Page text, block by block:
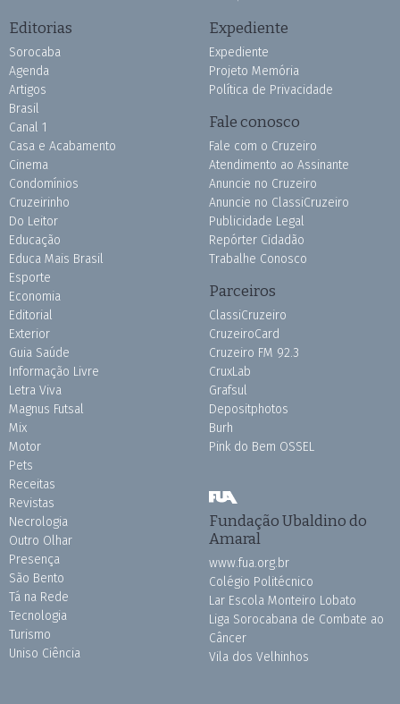
Editorias
Sorocaba
Agenda
Artigos
Brasil
Canal 1
Casa e Acabamento
Cinema
Condomínios
Cruzeirinho
Do Leitor
Educação
Educa Mais Brasil
Esporte
Economia
Editorial
Exterior
Guia Saúde
Informação Livre
Letra Viva
Magnus Futsal
Mix
Motor
Pets
Receitas
Revistas
Necrologia
Outro Olhar
Presença
São Bento
Tá na Rede
Tecnologia
Turismo
Uniso Ciência
Expediente
Expediente
Projeto Memória
Política de Privacidade
Fale conosco
Fale com o Cruzeiro
Atendimento ao Assinante
Anuncie no Cruzeiro
Anuncie no ClassiCruzeiro
Publicidade Legal
Repórter Cidadão
Trabalhe Conosco
Parceiros
ClassiCruzeiro
CruzeiroCard
Cruzeiro FM 92.3
CruxLab
Grafsul
Depositphotos
Burh
Pink do Bem OSSEL
Fundação Ubaldino do
Amaral
www.fua.org.br
Colégio Politécnico
Lar Escola Monteiro Lobato
Liga Sorocabana de Combate ao
Câncer
Vila dos Velhinhos